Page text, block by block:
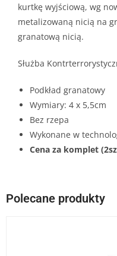
kurtkę wyjściową, wg
metalizowaną nicią na
granatową nicią.
Służba
Podkład granatowy
Wymiary: 4 x 5,5cm
Bez rzepa
Wykonane w
Cena za komplet
Polecane produkty